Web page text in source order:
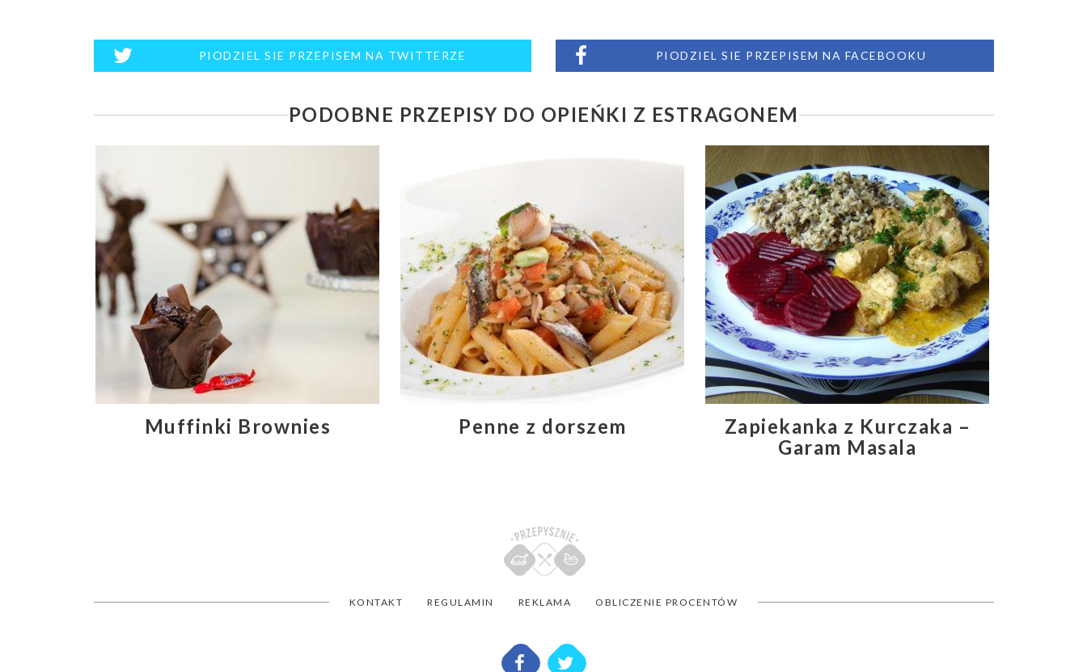
PIODZIEL SIE PRZEPISEM NA TWITTERZE PIODZIEL SIE PRZEPISEM NA FACEBOOKU
PODOBNE PRZEPISY DO OPIEŃKI Z ESTRAGONEM
Muffinki Brownies Penne z dorszem
Zapiekanka z Kurczaka –
Garam Masala
KONTAKT REGULAMIN REKLAMA OBLICZENIE PROCENTÓW